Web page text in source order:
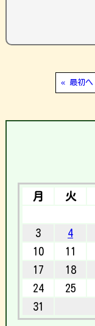
« 最初へ
月 火
3
4
10
11
17
18
24
25
31